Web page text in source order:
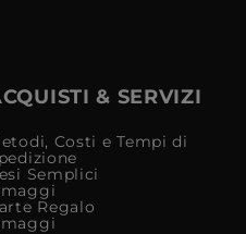
& SERVIZI
Costi e Tempi di
Semplici
Regalo